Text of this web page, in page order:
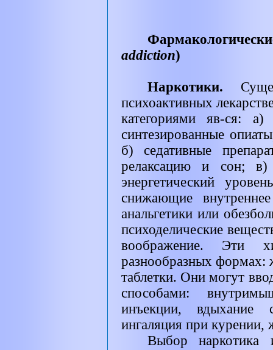
addiction)
Наркотики.
психоактивных
категориями яв-ся:
синтезированные
б) седативные
релаксацию и сон;
энергетический
снижающие
анальгетики или
психоделические
воображение. Эти
разнообразных формах:
таблетки. Они могут
способами:
инъекции, вдыхание
ингаляция при курении,
Выбор наркотика